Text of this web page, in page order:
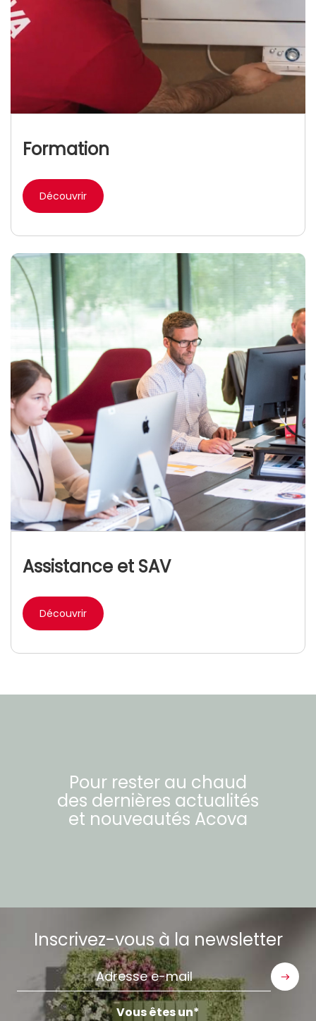
Formation
Découvrir
Assistance et SAV
Découvrir
Pour rester au chaud
des dernières actualités
et nouveautés Acova
Inscrivez-vous à la newsletter
Adresse
e-
mail
Vous êtes un